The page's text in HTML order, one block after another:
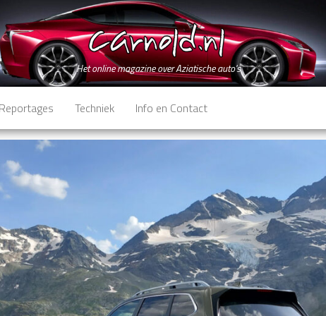
Het online magazine over Aziatische auto's
Reportages Techniek Info en Contact